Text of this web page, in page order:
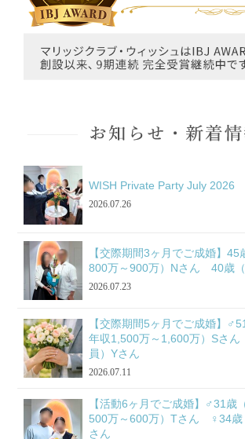
WISH Private Party July 2026
2026.07.26
【交際期間3ヶ月でご成婚】45
800万～900万）Nさん 40歳
2026.07.23
【交際期間5ヶ月でご成婚】
年収1,500万～1,600万）Sさ
員）Yさん
2026.07.11
【活動6ヶ月でご成婚】♂31歳
500万～600万）Tさん ♀34歳
さん